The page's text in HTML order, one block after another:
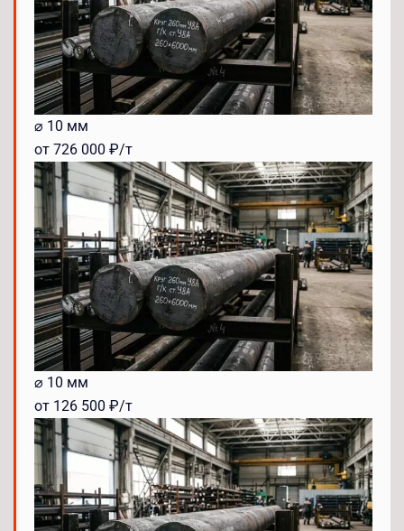
⌀ 10 мм
от 726 000 ₽/т
⌀ 10 мм
от 126 500 ₽/т